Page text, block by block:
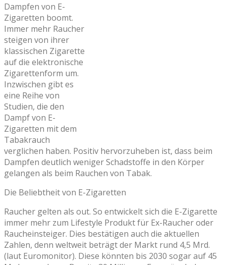
Dampfen von E-
Zigaretten boomt.
Immer mehr Raucher
steigen von ihrer
klassischen Zigarette
auf die elektronische
Zigarettenform um.
Inzwischen gibt es
eine Reihe von
Studien, die den
Dampf von E-
Zigaretten mit dem
Tabakrauch
verglichen haben. Positiv hervorzuheben ist, dass beim
Dampfen deutlich weniger Schadstoffe in den Körper
gelangen als beim Rauchen von Tabak.
Die Beliebtheit von E-Zigaretten
Raucher gelten als out. So entwickelt sich die E-Zigarette
immer mehr zum Lifestyle Produkt für Ex-Raucher oder
Raucheinsteiger. Dies bestätigen auch die aktuellen
Zahlen, denn weltweit beträgt der Markt rund 4,5 Mrd.
(laut Euromonitor). Diese könnten bis 2030 sogar auf 45